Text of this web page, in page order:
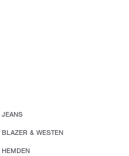
JEANS
BLAZER & WESTEN
HEMDEN